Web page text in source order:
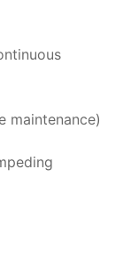
maintenance)